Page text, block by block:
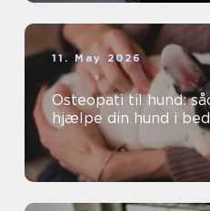
11. May 2026
Osteopati til hund:
hjælpe din hund i